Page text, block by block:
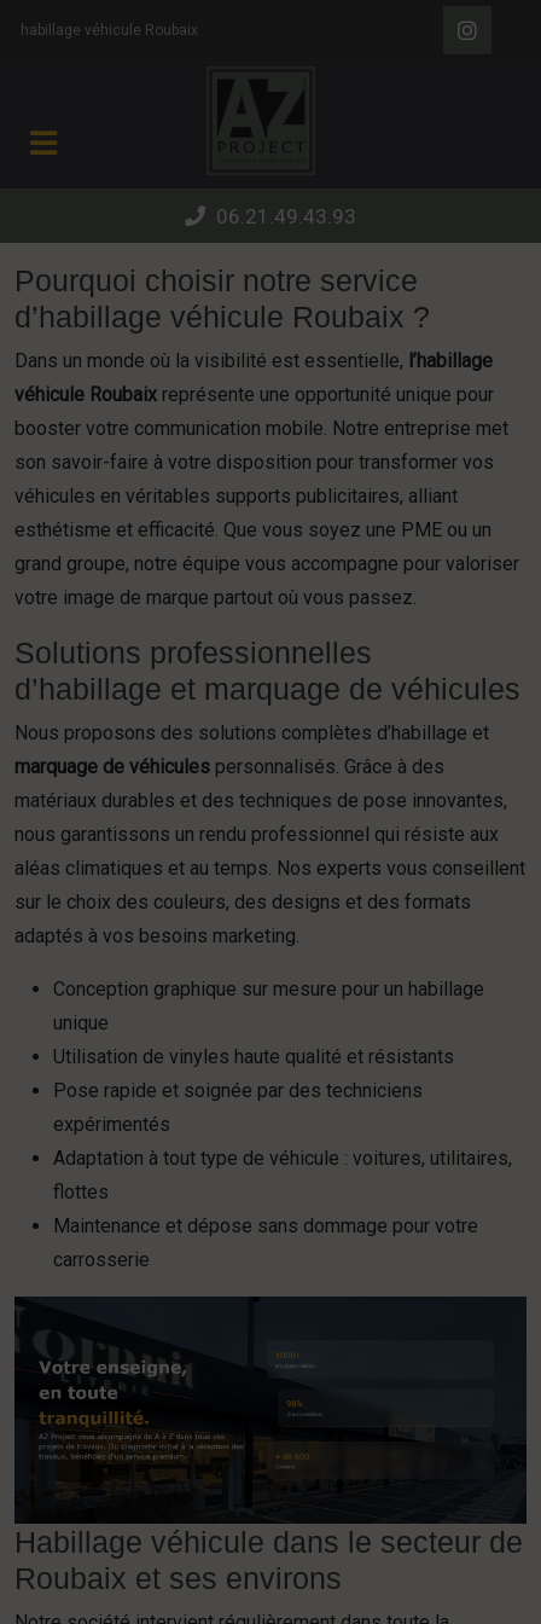
habillage véhicule Roubaix
06.21.49.43.93
Pourquoi choisir notre service
d’habillage véhicule Roubaix ?
Dans un monde où la visibilité est essentielle, l’habillage
véhicule Roubaix représente une opportunité unique pour
booster votre communication mobile. Notre entreprise met
son savoir-faire à votre disposition pour transformer vos
véhicules en véritables supports publicitaires, alliant
esthétisme et efficacité. Que vous soyez une PME ou un
grand groupe, notre équipe vous accompagne pour valoriser
votre image de marque partout où vous passez.
Solutions professionnelles
d’habillage et marquage de véhicules
Nous proposons des solutions complètes d’habillage et
marquage de véhicules personnalisés. Grâce à des
matériaux durables et des techniques de pose innovantes,
nous garantissons un rendu professionnel qui résiste aux
aléas climatiques et au temps. Nos experts vous conseillent
sur le choix des couleurs, des designs et des formats
adaptés à vos besoins marketing.
Conception graphique sur mesure pour un habillage
unique
Utilisation de vinyles haute qualité et résistants
Pose rapide et soignée par des techniciens
expérimentés
Adaptation à tout type de véhicule : voitures, utilitaires,
flottes
Maintenance et dépose sans dommage pour votre
carrosserie
Habillage véhicule dans le secteur de
Roubaix et ses environs